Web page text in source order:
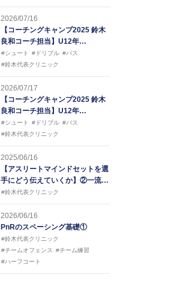
2026/07/16
【コーチングキャンプ2025 鈴木
良和コーチ担当】U12年…
#シュート #ドリブル #パス
#鈴木代表クリニック
2026/07/17
【コーチングキャンプ2025 鈴木
良和コーチ担当】U12年…
#シュート #ドリブル #パス
#鈴木代表クリニック
2025/06/16
【アスリートマインドセットを選
手にどう伝えていくか】②一流…
#鈴木代表クリニック
2026/06/16
PnRのスペーシング基礎①
#鈴木代表クリニック
#チームオフェンス
#チーム練習
#ハーフコート